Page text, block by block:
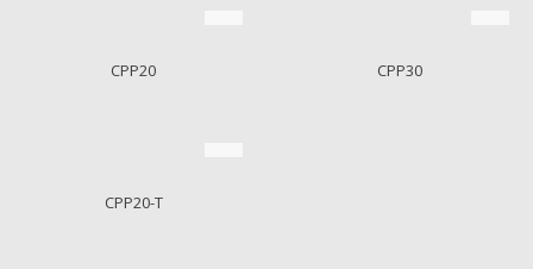
CPP20 CPP30
CPP20-T